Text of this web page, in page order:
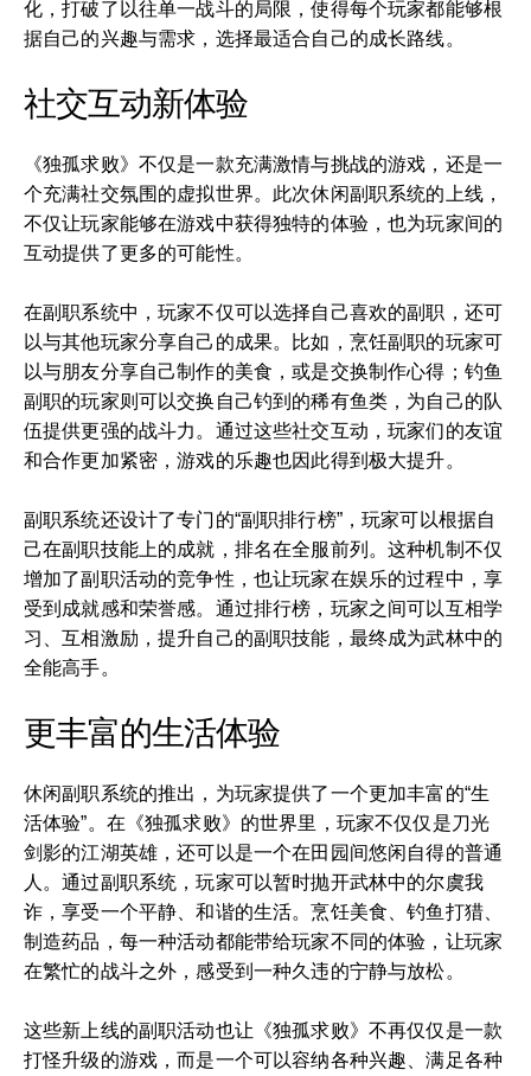
化，打破了以往单一战斗的局限，使得每个玩家都能够根
据自己的兴趣与需求，选择最适合自己的成长路线。
社交互动新体验
《独孤求败》不仅是一款充满激情与挑战的游戏，还是一
个充满社交氛围的虚拟世界。此次休闲副职系统的上线，
不仅让玩家能够在游戏中获得独特的体验，也为玩家间的
互动提供了更多的可能性。
在副职系统中，玩家不仅可以选择自己喜欢的副职，还可
以与其他玩家分享自己的成果。比如，烹饪副职的玩家可
以与朋友分享自己制作的美食，或是交换制作心得；钓鱼
副职的玩家则可以交换自己钓到的稀有鱼类，为自己的队
伍提供更强的战斗力。通过这些社交互动，玩家们的友谊
和合作更加紧密，游戏的乐趣也因此得到极大提升。
副职系统还设计了专门的“副职排行榜”，玩家可以根据自
己在副职技能上的成就，排名在全服前列。这种机制不仅
增加了副职活动的竞争性，也让玩家在娱乐的过程中，享
受到成就感和荣誉感。通过排行榜，玩家之间可以互相学
习、互相激励，提升自己的副职技能，最终成为武林中的
全能高手。
更丰富的生活体验
休闲副职系统的推出，为玩家提供了一个更加丰富的“生
活体验”。在《独孤求败》的世界里，玩家不仅仅是刀光
剑影的江湖英雄，还可以是一个在田园间悠闲自得的普通
人。通过副职系统，玩家可以暂时抛开武林中的尔虞我
诈，享受一个平静、和谐的生活。烹饪美食、钓鱼打猎、
制造药品，每一种活动都能带给玩家不同的体验，让玩家
在繁忙的战斗之外，感受到一种久违的宁静与放松。
这些新上线的副职活动也让《独孤求败》不再仅仅是一款
打怪升级的游戏，而是一个可以容纳各种兴趣、满足各种